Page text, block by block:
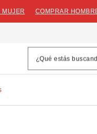
MUJER COMPRAR